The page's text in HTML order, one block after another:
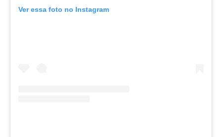
Ver essa foto no Instagram